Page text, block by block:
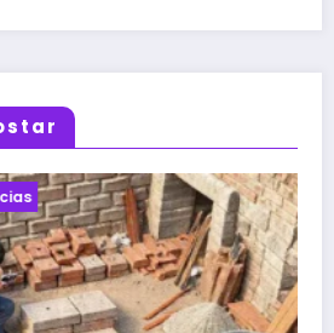
Notícias Projeto